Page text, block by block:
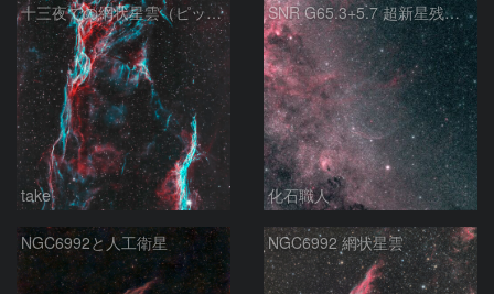
十三夜での網状星雲（ピッカリングの三角）
take
SNR G65.3+5.7 超新星残骸 アルビレオ周辺 はくちょう座
化石職人
NGC6992と人工衛星 NGC6992 網状星雲